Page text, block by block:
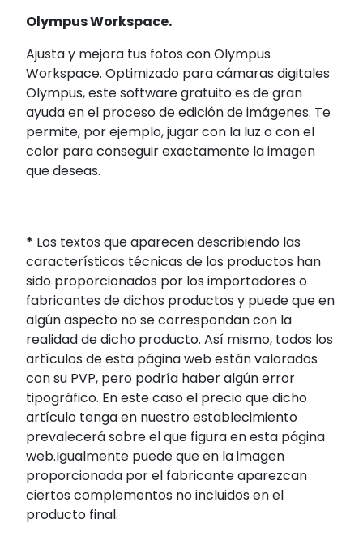
Olympus Workspace.
Ajusta y mejora tus fotos con Olympus
Workspace. Optimizado para cámaras digitales
Olympus, este software gratuito es de gran
ayuda en el proceso de edición de imágenes. Te
permite, por ejemplo, jugar con la luz o con el
color para conseguir exactamente la imagen
que deseas.
* Los textos que aparecen describiendo las
características técnicas de los productos han
sido proporcionados por los importadores o
fabricantes de dichos productos y puede que en
algún aspecto no se correspondan con la
realidad de dicho producto. Así mismo, todos los
artículos de esta página web están valorados
con su PVP, pero podría haber algún error
tipográfico. En este caso el precio que dicho
artículo tenga en nuestro establecimiento
prevalecerá sobre el que figura en esta página
web.Igualmente puede que en la imagen
proporcionada por el fabricante aparezcan
ciertos complementos no incluidos en el
producto final.